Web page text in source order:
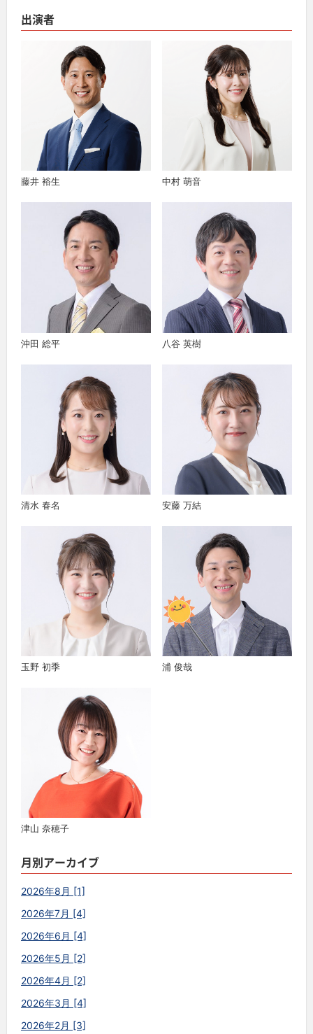
出演者
藤井 裕生 中村 萌音
沖田 総平 八谷 英樹
清水 春名 安藤 万結
玉野 初季 浦 俊哉
津山 奈穂子
月別アーカイブ
2026年8月 [1]
2026年7月 [4]
2026年6月 [4]
2026年5月 [2]
2026年4月 [2]
2026年3月 [4]
2026年2月 [3]